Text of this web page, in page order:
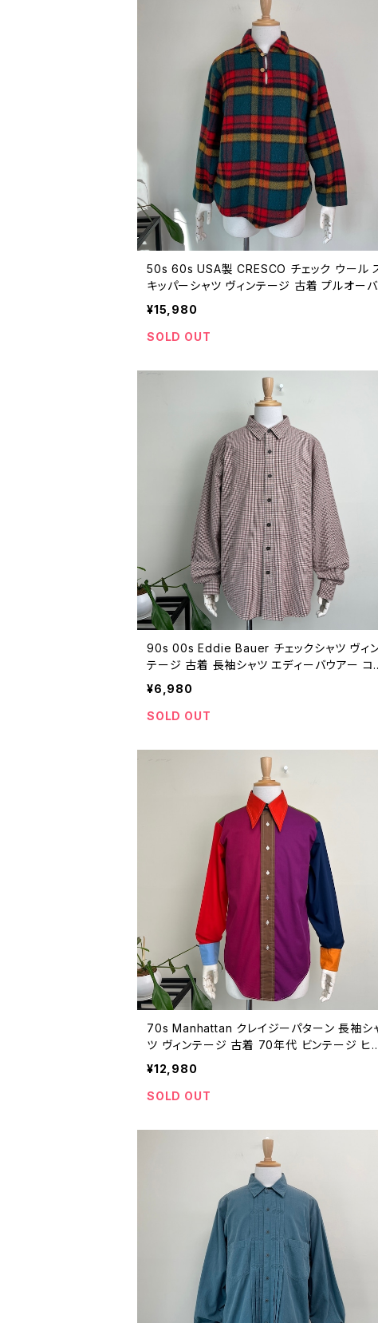
50s 60s USA製 CRESCO チェック ウール
キッパーシャツ ヴィンテージ 古着 プルオーバ
ー 長袖シャツ 50年代 60年代 ビンテージ M
25112210
¥15,980
SOLD OUT
90s 00s Eddie Bauer チェックシャツ ヴィ
テージ 古着 長袖シャツ エディーバウアー コ
トン 90年代 Y2K 00年代 2000s 2000年代
ビンテージ XL 25102016
¥6,980
SOLD OUT
70s Manhattan クレイジーパターン 長袖シ
ツ ヴィンテージ 古着 70年代 ビンテージ ヒ
ピー カラフル M 25102011
¥12,980
SOLD OUT